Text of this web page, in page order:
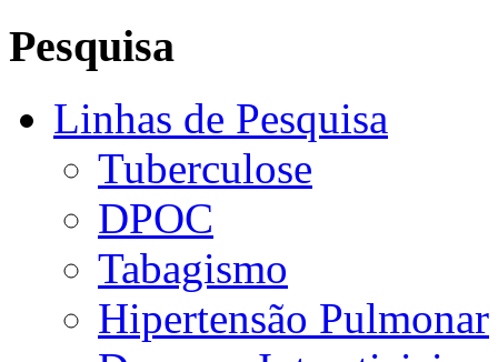
Pesquisa
Linhas de Pesquisa
Tuberculose
DPOC
Tabagismo
Hipertensão Pulmonar